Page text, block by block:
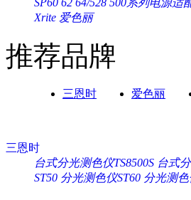
SP60 62 64/528 500系列电源适
Xrite 爱色丽
推荐品牌
三恩时 爱色丽
三恩时
台式分光测色仪TS8500S 台式
ST50 分光测色仪ST60 分光测色